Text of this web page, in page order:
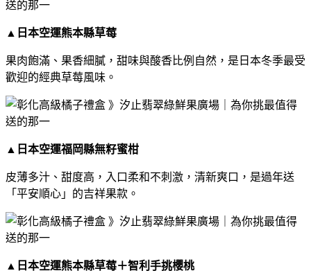
▲ 日本空運熊本縣草莓
果肉飽滿、果香細膩，甜味與酸香比例自然，是日本冬季最受
歡迎的經典草莓風味。
▲ 日本空運福岡縣無籽蜜柑
皮薄多汁、甜度高，入口柔和不刺激，清新爽口，是過年送
「平安順心」的吉祥果款。
▲ 日本空運熊本縣草莓＋智利手挑櫻桃